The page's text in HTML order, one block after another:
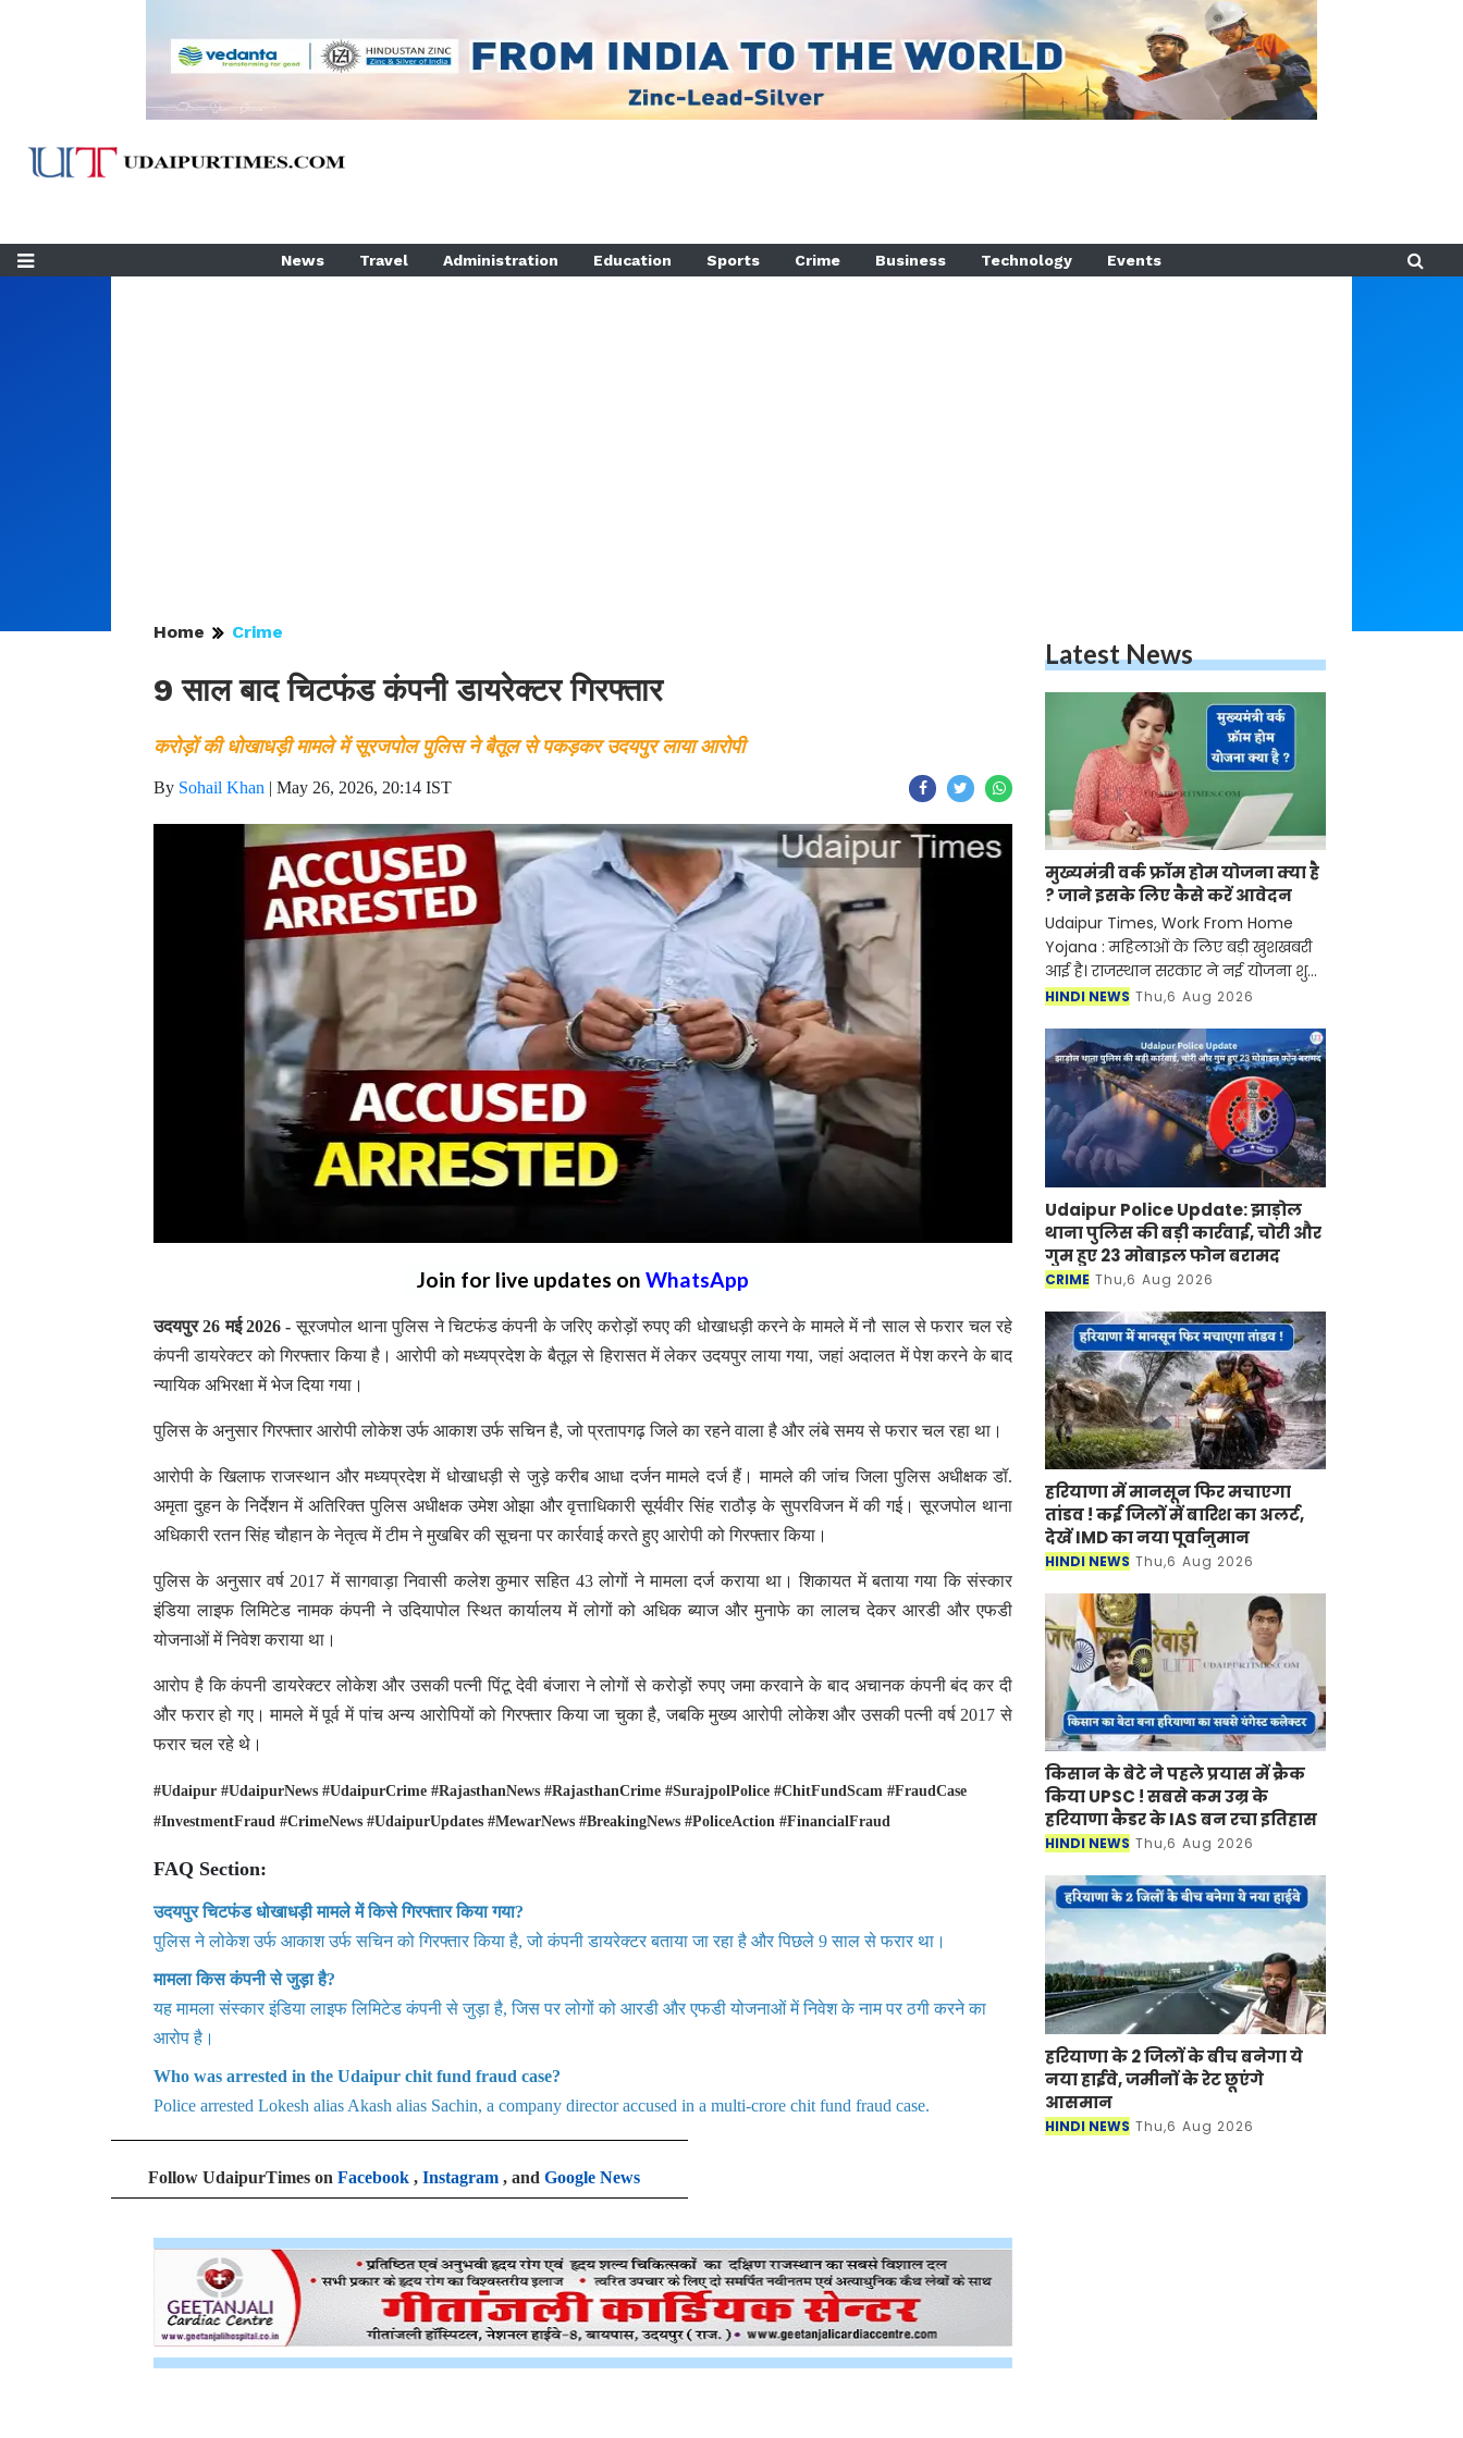
News Travel Administration Education Sports Crime Business Technology Events
Home Crime
9 साल बाद चिटफंड कंपनी डायरेक्टर गिरफ्तार
करोड़ों की धोखाधड़ी मामले में सूरजपोल पुलिस ने बैतूल से पकड़कर उदयपुर लाया आरोपी
By Sohail Khan | May 26, 2026, 20:14 IST
Join for live updates on WhatsApp
उदयपुर 26 मई 2026 -सूरजपोल थाना पुलिस ने चिटफंड कंपनी के जरिए करोड़ों रुपए की धोखाधड़ी करने के मामले में नौ साल से फरार चल रहे
कंपनी डायरेक्टर को गिरफ्तार किया है। आरोपी को मध्यप्रदेश के बैतूल से हिरासत में लेकर उदयपुर लाया गया, जहां अदालत में पेश करने के बाद
न्यायिक अभिरक्षा में भेज दिया गया।
पुलिस के अनुसार गिरफ्तार आरोपी लोकेश उर्फ आकाश उर्फ सचिन है, जो प्रतापगढ़ जिले का रहने वाला है और लंबे समय से फरार चल रहा था।
आरोपी के खिलाफ राजस्थान और मध्यप्रदेश में धोखाधड़ी से जुड़े करीब आधा दर्जन मामले दर्ज हैं। मामले की जांच जिला पुलिस अधीक्षक डॉ.
अमृता दुहन के निर्देशन में अतिरिक्त पुलिस अधीक्षक उमेश ओझा और वृत्ताधिकारी सूर्यवीर सिंह राठौड़ के सुपरविजन में की गई। सूरजपोल थाना
अधिकारी रतन सिंह चौहान के नेतृत्व में टीम ने मुखबिर की सूचना पर कार्रवाई करते हुए आरोपी को गिरफ्तार किया।
पुलिस के अनुसार वर्ष 2017 में सागवाड़ा निवासी कलेश कुमार सहित 43 लोगों ने मामला दर्ज कराया था। शिकायत में बताया गया कि संस्कार
इंडिया लाइफ लिमिटेड नामक कंपनी ने उदियापोल स्थित कार्यालय में लोगों को अधिक ब्याज और मुनाफे का लालच देकर आरडी और एफडी
योजनाओं में निवेश कराया था।
आरोप है कि कंपनी डायरेक्टर लोकेश और उसकी पत्नी पिंटू देवी बंजारा ने लोगों से करोड़ों रुपए जमा करवाने के बाद अचानक कंपनी बंद कर दी
और फरार हो गए। मामले में पूर्व में पांच अन्य आरोपियों को गिरफ्तार किया जा चुका है, जबकि मुख्य आरोपी लोकेश और उसकी पत्नी वर्ष 2017 से
फरार चल रहे थे।
#Udaipur #UdaipurNews #UdaipurCrime #RajasthanNews #RajasthanCrime #SurajpolPolice #ChitFundScam #FraudCase
#InvestmentFraud #CrimeNews #UdaipurUpdates #MewarNews #BreakingNews #PoliceAction #FinancialFraud
FAQ Section:
उदयपुर चिटफंड धोखाधड़ी मामले में किसे गिरफ्तार किया गया?
पुलिस ने लोकेश उर्फ आकाश उर्फ सचिन को गिरफ्तार किया है, जो कंपनी डायरेक्टर बताया जा रहा है और पिछले 9 साल से फरार था।
मामला किस कंपनी से जुड़ा है?
यह मामला संस्कार इंडिया लाइफ लिमिटेड कंपनी से जुड़ा है, जिस पर लोगों को आरडी और एफडी योजनाओं में निवेश के नाम पर ठगी करने का
आरोप है।
Who was arrested in the Udaipur chit fund fraud case?
Police arrested Lokesh alias Akash alias Sachin, a company director accused in a multi-crore chit fund fraud case.
Follow UdaipurTimes on Facebook , Instagram , and Google News
Latest News
मुख्यमंत्री वर्क फ्रॉम होम योजना क्या है
? जाने इसके लिए कैसे करें आवेदन
Udaipur Times, Work From Home
Yojana : महिलाओं के लिए बड़ी खुशखबरी
आई है। राजस्थान सरकार ने नई योजना शुरू
की है जिसके तहत अब महिलाओं को घर बैठे
अनुसार सरकार द्वारा चला
HINDI NEWS Thu,6 Aug 2026
Udaipur Police Update: झाड़ोल
थाना पुलिस की बड़ी कार्रवाई, चोरी और
गुम हुए 23 मोबाइल फोन बरामद
CRIME Thu,6 Aug 2026
हरियाणा में मानसून फिर मचाएगा
तांडव ! कई जिलों में बारिश का अलर्ट,
देखें IMD का नया पूर्वानुमान
HINDI NEWS Thu,6 Aug 2026
किसान के बेटे ने पहले प्रयास में क्रैक
किया UPSC ! सबसे कम उम्र के
हरियाणा कैडर के IAS बन रचा इतिहास
HINDI NEWS Thu,6 Aug 2026
हरियाणा के 2 जिलों के बीच बनेगा ये
नया हाईवे, जमीनों के रेट छूएंगे
आसमान
HINDI NEWS Thu,6 Aug 2026